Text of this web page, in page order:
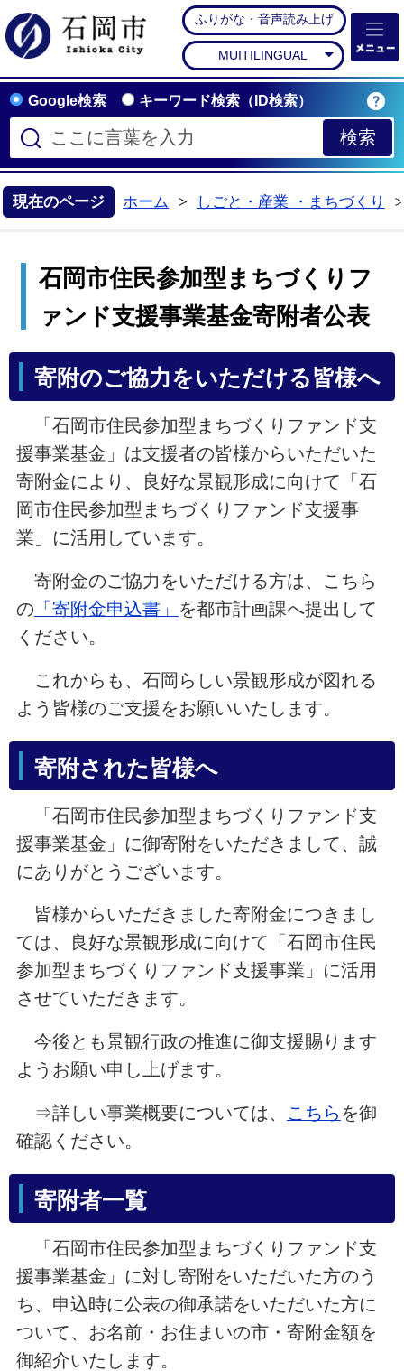
石岡市公式ホームペー
ふりがな・音声読み上げ
MUITILINGUAL
Google検索 キーワード検索（ID検索）
現在のページ ホーム
しごと・産業 ・まちづくり
石岡市住民参加型まちづくりフ
ァンド支援事業基金寄附者公表
寄附のご協力をいただける皆様へ
「石岡市住民参加型まちづくりファンド支
援事業基金」は支援者の皆様からいただいた
寄附金により、良好な景観形成に向けて「石
岡市住民参加型まちづくりファンド支援事
業」に活用しています。
寄附金のご協力をいただける方は、こちら
の 「寄附金申込書」 を都市計画課へ提出して
ください。
これからも、石岡らしい景観形成が図れる
よう 皆様のご支援をお願いいたします。
寄附された皆様へ
「石岡市住民参加型まちづくりファンド支
援事業基金」に御寄附をいただきまして、誠
にありがとうございます。
皆様からいただきました寄附金につきまし
ては、良好な景観形成に向けて「石岡市住民
参加型まちづくりファンド支援事業」に活用
させていただきます。
今後とも景観行政の推進に御支援賜ります
ようお願い申し上げます。
⇒詳しい事業概要については、 こちら を御
確認ください。
寄附者一覧
「石岡市住民参加型まちづくりファンド支
援事業基金」に対し寄附をいただいた方のう
ち、申込時に公表の御承諾をいただいた方に
ついて、お名前・お住まいの市・寄附金額を
御紹介いたします。